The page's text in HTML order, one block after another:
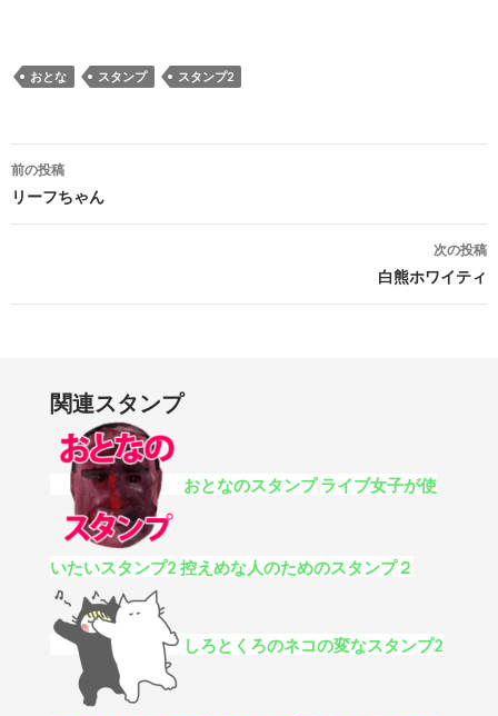
おとな スタンプ スタンプ2
前の投稿
リーフちゃん
次の投稿
白熊ホワイティ
関連スタンプ
おとなのスタンプ ライブ女子が使
いたいスタンプ2 控えめな人のためのスタンプ２
しろとくろのネコの変なスタンプ2